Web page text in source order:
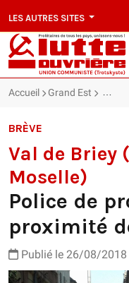
LES AUTRES SITES
Accueil Grand Est Val
BRÈVE
Val de Briey
Moselle)
Police de
proximité
Publié le 26/08/2018